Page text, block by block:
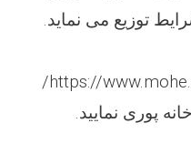
توزیع می نماید.
https://
پوری نمایید.